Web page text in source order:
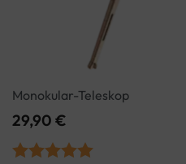
Monokular-Teleskop
29,90 €